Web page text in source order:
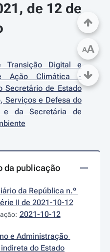
de 12 de
Transição Digital e
Ação Climática -
Secretário de Estado
Serviços e Defesa do
e da Secretária de
da publicação
da República n.º
II de 2021-10-12
2021-10-12
e Administração
do Estado
AA